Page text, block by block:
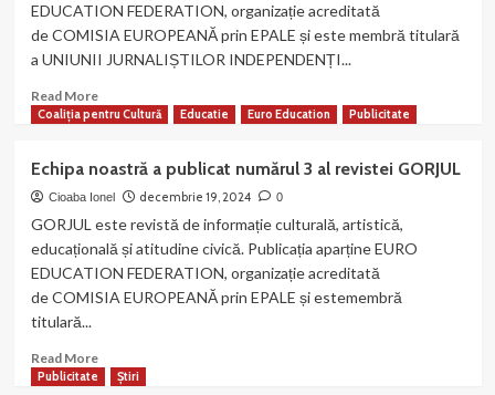
ediția
a
XI-
EDUCATION FEDERATION, organizație acreditată
de COMISIA EUROPEANĂ prin EPALE și este membră titulară
a UNIUNII JURNALIȘTILOR INDEPENDENȚI...
Read MoreRead
more
noastră
a
publicat
numărul
al
revistei
Coaliția pentru Cultură Educatie Euro Education Publicitate
Echipa noastră a publicat numărul 3 al revistei GORJUL
Cioaba Ionel decembrie 19, 2024 0
GORJUL este revistă de informație culturală, artistică,
educațională și atitudine civică. Publicația aparține EURO
EDUCATION FEDERATION, organizație acreditată
de COMISIA EUROPEANĂ prin EPALE și estemembră
titulară...
Read MoreRead
more
Publicitate Știri